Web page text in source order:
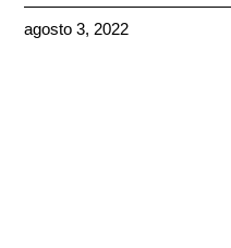
agosto 3, 2022